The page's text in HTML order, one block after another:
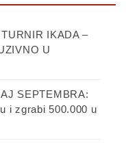
IKADA –
U
SEPTEMBRA:
i zgrabi 500.000 u